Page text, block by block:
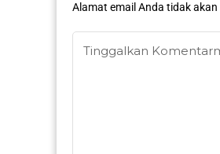
Alamat email Anda tidak